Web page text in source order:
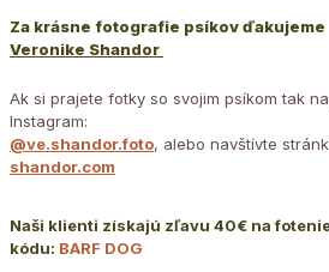
Za krásne fotografie psíkov ďakujeme
Veronike Shandor
Ak si prajete fotky so svojim psíkom tak
Instagram:
@ve.shandor.foto, alebo navštívte
shandor.com
Naši klienti získajú zľavu 40€ na
kódu: BARF DOG